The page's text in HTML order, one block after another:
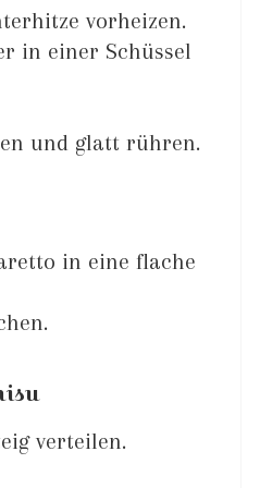
vorheizen.
in einer Schüssel
und glatt rühren.
in eine flache
verteilen.